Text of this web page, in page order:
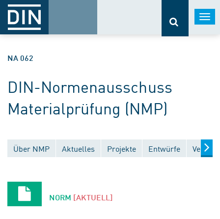
NA 062
DIN-Normenausschuss
Materialprüfung (NMP)
Über NMP Aktuelles Projekte Entwürfe
NORM [AKTUELL]